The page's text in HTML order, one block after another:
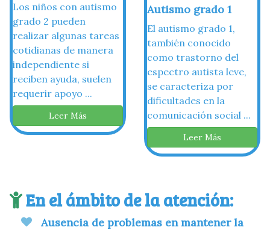
Los niños con autismo
grado 2 pueden
realizar algunas tareas
cotidianas de manera
independiente si
reciben ayuda, suelen
requerir apoyo ...
Leer Más
Autismo grado 1
El autismo grado 1,
también conocido
como trastorno del
espectro autista leve,
se caracteriza por
dificultades en la
comunicación social ...
Leer Más
En el ámbito de la atención:
Ausencia de problemas en mantener la